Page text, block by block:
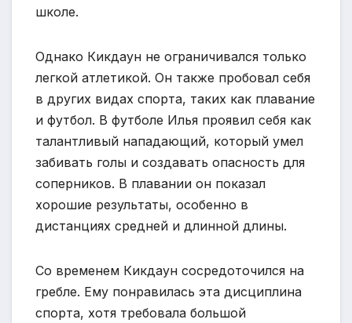
школе.
Однако Кикдаун не ограничивался только
легкой атлетикой. Он также пробовал себя
в других видах спорта, таких как плавание
и футбол. В футболе Илья проявил себя как
талантливый нападающий, который умел
забивать голы и создавать опасность для
соперников. В плавании он показал
хорошие результаты, особенно в
дистанциях средней и длинной длины.
Со временем Кикдаун сосредоточился на
гребле. Ему понравилась эта дисциплина
спорта, хотя требовала большой